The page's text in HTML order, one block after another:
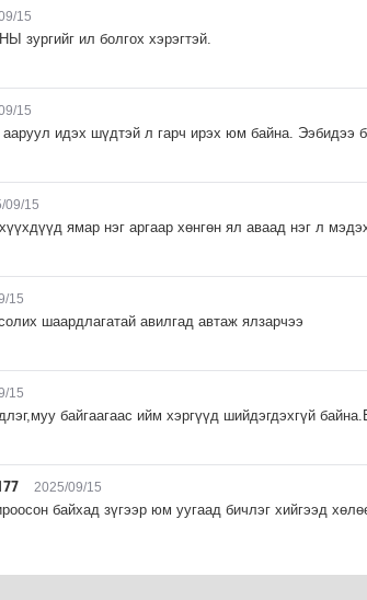
15
ил болгох хэрэгтэй.
15
идэх шүдтэй л гарч ирэх юм байна. Ээбидээ
09/15
ямар нэг аргаар хөнгөн ял аваад нэг л
15
шаардлагатай авилгад автаж ялзарчээ
15
байгаагаас ийм хэргүүд шийдэгдэхгүй
2025/09/15
байхад зүгээр юм уугаад бичлэг хийгээд